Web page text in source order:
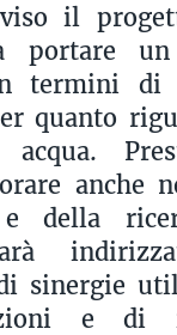
il
portare un
termini di
quanto
anche
e della
sinergie
e di